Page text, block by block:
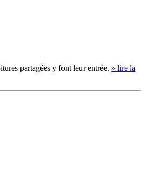
partagées y font leur entrée. » lire la